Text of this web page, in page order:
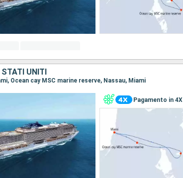
UNITI
Ocean cay MSC marine reserve, Nassau, Miami
Pagamento in 4X